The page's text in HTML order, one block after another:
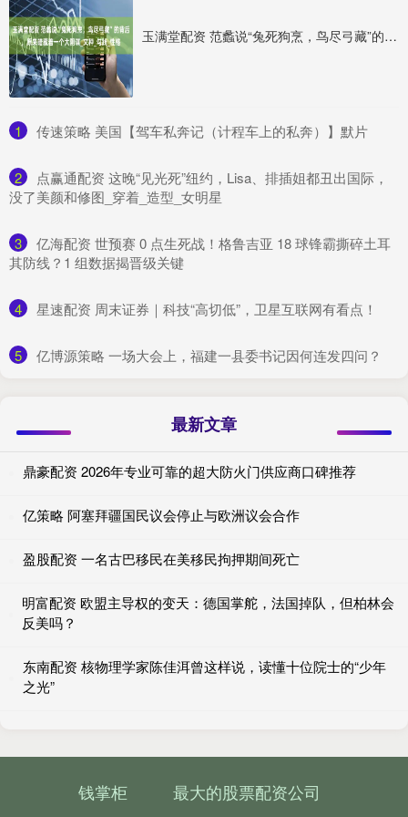
玉满堂配资 范蠡说“兔死狗烹，鸟尽弓藏”的背后，原来暗藏着一个大阴谋_文种_勾践_性格
1 ​传速策略 美国【驾车私奔记（计程车上的私奔）】默片
2
​点赢通配资 这晚“见光死”纽约，Lisa、排插姐都丑出国际，
没了美颜和修图_穿着_造型_女明星
3
​亿海配资 世预赛 0 点生死战！格鲁吉亚 18 球锋霸撕碎土耳
其防线？1 组数据揭晋级关键
4 ​星速配资 周末证券｜科技“高切低”，卫星互联网有看点！
5 ​亿博源策略 一场大会上，福建一县委书记因何连发四问？
最新文章
鼎豪配资 2026年专业可靠的超大防火门供应商口碑推荐
亿策略 阿塞拜疆国民议会停止与欧洲议会合作
盈股配资 一名古巴移民在美移民拘押期间死亡
明富配资 欧盟主导权的变天：德国掌舵，法国掉队，但柏林会
反美吗？
东南配资 核物理学家陈佳洱曾这样说，读懂十位院士的“少年
之光”
钱掌柜 最大的股票配资公司